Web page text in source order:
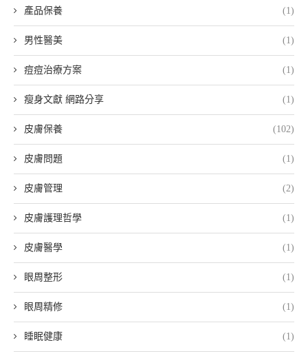
產品保養 (1)
男性醫美 (1)
痘痘治療方案 (1)
瘦身文獻 網路分享 (1)
皮膚保養 (102)
皮膚問題 (1)
皮膚管理 (2)
皮膚護理哲學 (1)
皮膚醫學 (1)
眼周整形 (1)
眼周精修 (1)
睡眠健康 (1)